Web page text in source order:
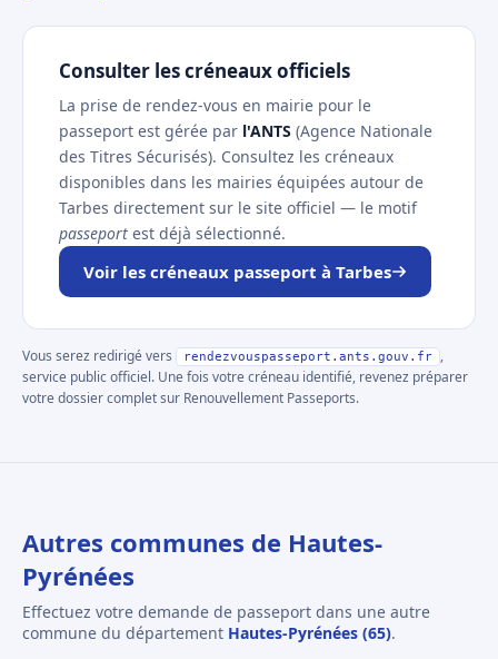
Consulter les créneaux officiels
La prise de rendez-vous en mairie pour le
passeport est gérée par l'ANTS (Agence Nationale
des Titres Sécurisés). Consultez les créneaux
disponibles dans les mairies équipées autour de
Tarbes directement sur le site officiel — le motif
passeport est déjà sélectionné.
Voir les créneaux passeport à Tarbes
Vous serez redirigé vers rendezvouspasseport.ants.gouv.fr
,
service public officiel. Une fois votre créneau identifié, revenez préparer
votre dossier complet sur Renouvellement Passeports.
Autres communes de Hautes-
Pyrénées
Effectuez votre demande de passeport dans une autre
commune du département Hautes-Pyrénées (65).